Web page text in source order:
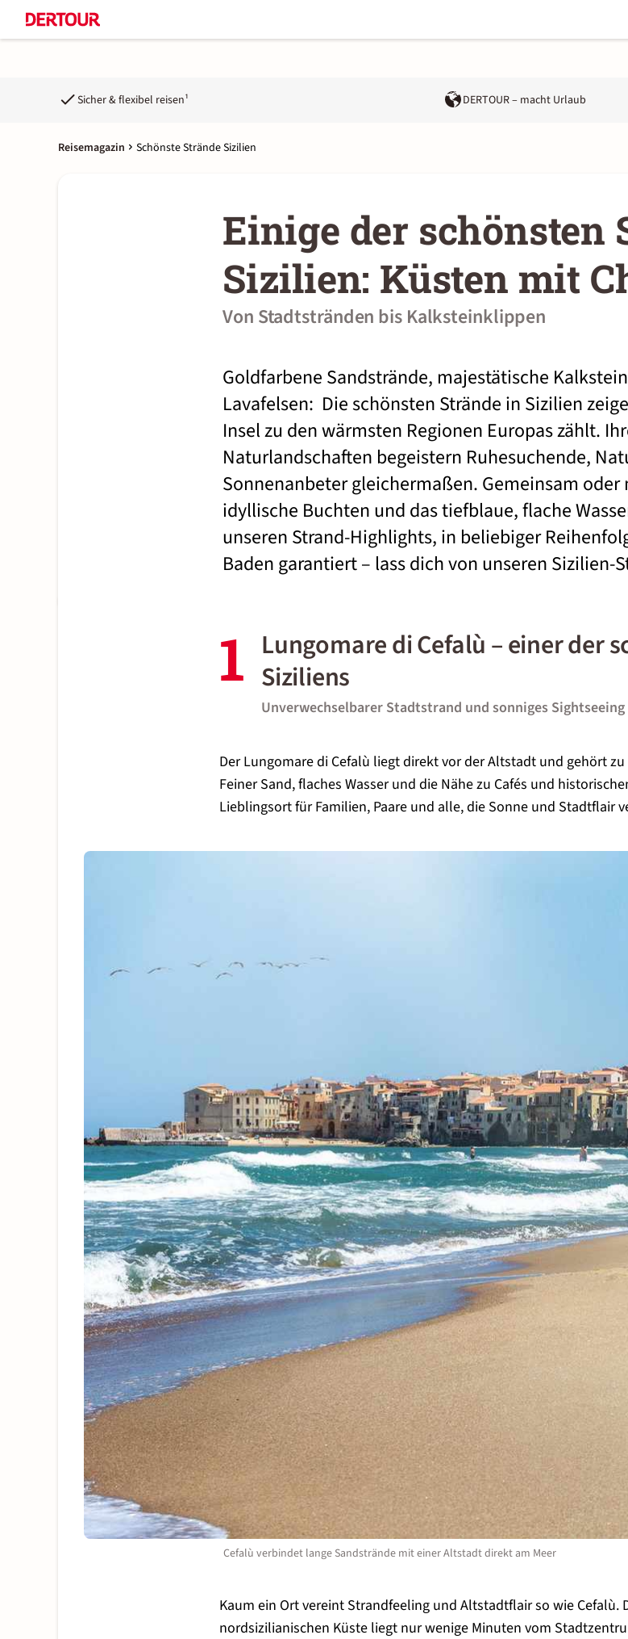
Sicher & flexibel reisen¹ DERTOUR – macht Urlaub
Reisemagazin Schönste Strände Sizilien
Einige der schönsten
Sizilien: Küsten mit
Von Stadtstränden bis Kalksteinklippen
Goldfarbene Sandstrände, majestätische
Lavafelsen: Die schönsten Strände in Sizilien
Insel zu den wärmsten Regionen Europas zählt.
Naturlandschaften begeistern Ruhesuchende,
Sonnenanbeter gleichermaßen. Gemeinsam
idyllische Buchten und das tiefblaue, flache
unseren Strand-Highlights, in beliebiger
Baden garantiert – lass dich von unseren Sizilien-
1 Lungomare di Cefalù – einer der
Siziliens
Unverwechselbarer Stadtstrand und sonniges Sightseeing
Der Lungomare di Cefalù liegt direkt vor der Altstadt und gehört
Feiner Sand, flaches Wasser und die Nähe zu Cafés und
Lieblingsort für Familien, Paare und alle, die Sonne und Stadtflair
Cefalù verbindet lange Sandstrände mit einer Altstadt direkt am Meer
Kaum ein Ort vereint Strandfeeling und Altstadtflair so wie Cefalù.
nordsizilianischen Küste liegt nur wenige Minuten vom